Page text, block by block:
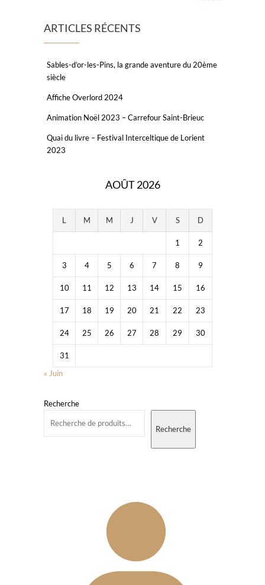
ARTICLES RÉCENTS
Sables-d’or-les-Pins, la grande aventure du 20ème
siècle
Affiche Overlord 2024
Animation Noël 2023 – Carrefour Saint-Brieuc
Quai du livre – Festival Interceltique de Lorient
2023
AOÛT 2026
L M M J V S D
1 2
3 4 5 6 7 8 9
10 11 12 13 14 15 16
17 18 19 20 21 22 23
24 25 26 27 28 29 30
31
« Juin
Recherche
Recherche